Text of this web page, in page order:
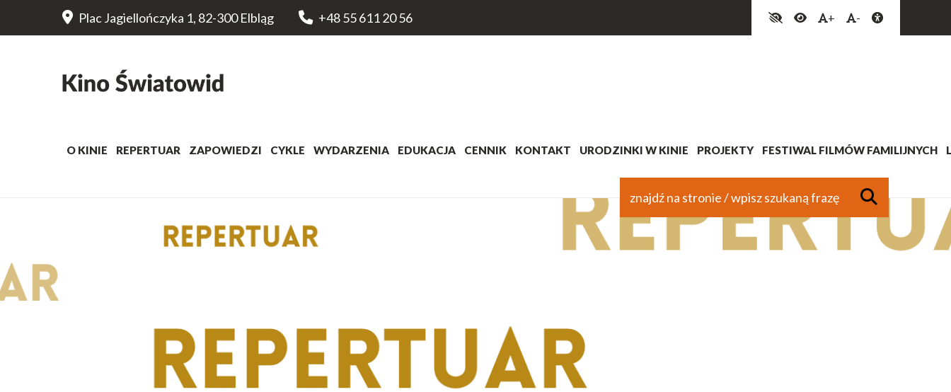
Plac Jagiellończyka 1, 82-300 Elbląg +48 55 611 20 56 + -
O KINIE REPERTUAR ZAPOWIEDZI CYKLE WYDARZENIA EDUKACJA CENNIK KONTAKT URODZINKI W KINIE PROJEKTY FESTIWAL FILMÓW FAMILIJNYCH